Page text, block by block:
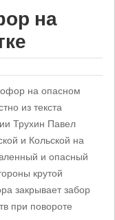
на
на опасном
из текста
Трухин Павел
и Кольской на
и опасный
крутой
закрывает забор
при повороте